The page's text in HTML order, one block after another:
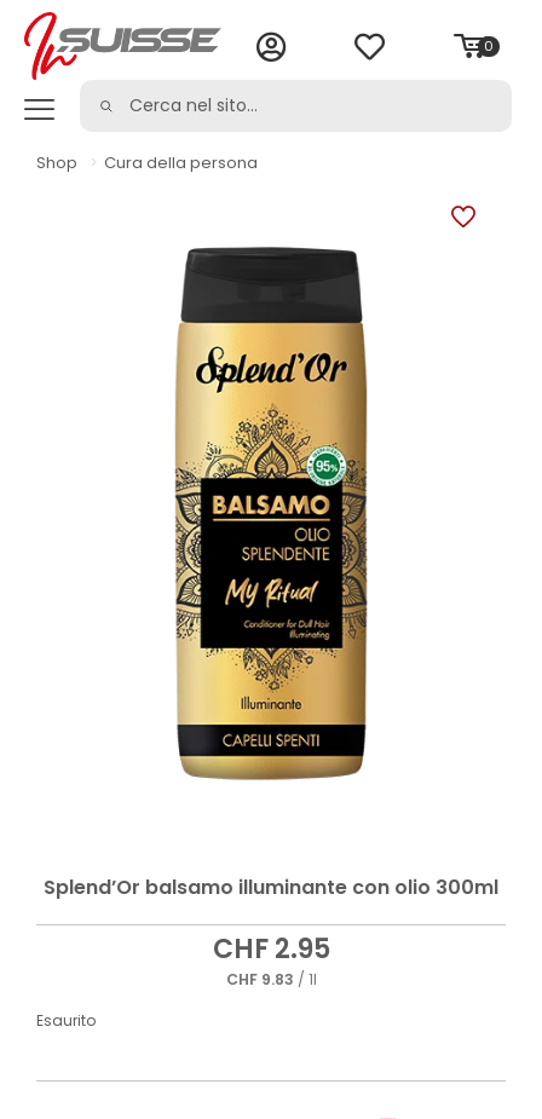
0
Shop > Cura della persona
Splend’Or balsamo illuminante con olio 300ml
CHF2.95
CHF9.83 / 1l
Esaurito